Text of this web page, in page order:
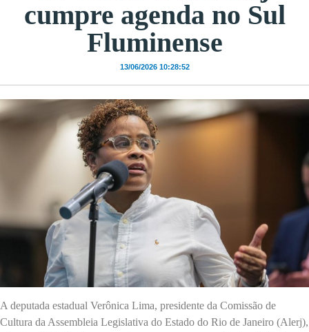
cumpre agenda no Sul
Fluminense
13/06/2026 10:28:52
A deputada estadual Verônica Lima, presidente da Comissão de
Cultura da Assembleia Legislativa do Estado do Rio de Janeiro (Alerj),